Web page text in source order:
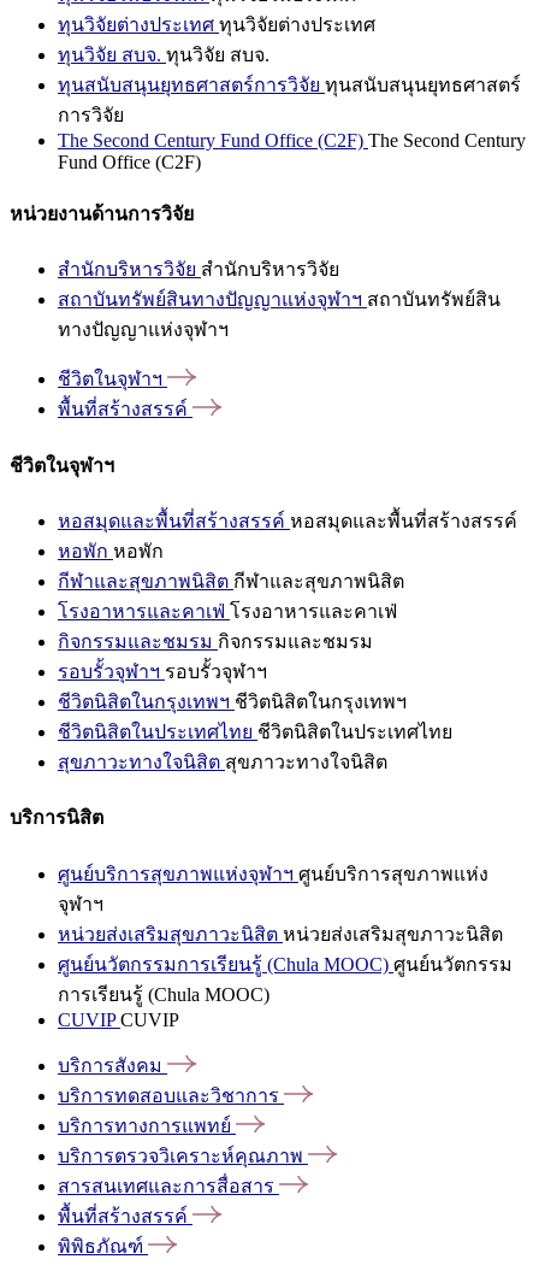
ทุนวิจัยต่างประเทศ ทุนวิจัยต่างประเทศ
ทุนวิจัย สบจ. ทุนวิจัย สบจ.
ทุนสนับสนุนยุทธศาสตร์การวิจัย ทุนสนับสนุนยุทธศาสตร์
การวิจัย
The Second Century Fund Office (C2F) The Second Century
Fund Office (C2F)
หน่วยงานด้านการวิจัย
สำนักบริหารวิจัย สำนักบริหารวิจัย
สถาบันทรัพย์สินทางปัญญาแห่งจุฬาฯ สถาบันทรัพย์สิน
ทางปัญญาแห่งจุฬาฯ
ชีวิตในจุฬาฯ
พื้นที่สร้างสรรค์
ชีวิตในจุฬาฯ
หอสมุดและพื้นที่สร้างสรรค์ หอสมุดและพื้นที่สร้างสรรค์
หอพัก หอพัก
กีฬาและสุขภาพนิสิต กีฬาและสุขภาพนิสิต
โรงอาหารและคาเฟ่ โรงอาหารและคาเฟ่
กิจกรรมและชมรม กิจกรรมและชมรม
รอบรั้วจุฬาฯ รอบรั้วจุฬาฯ
ชีวิตนิสิตในกรุงเทพฯ ชีวิตนิสิตในกรุงเทพฯ
ชีวิตนิสิตในประเทศไทย ชีวิตนิสิตในประเทศไทย
สุขภาวะทางใจนิสิต สุขภาวะทางใจนิสิต
บริการนิสิต
ศูนย์บริการสุขภาพแห่งจุฬาฯ ศูนย์บริการสุขภาพแห่ง
จุฬาฯ
หน่วยส่งเสริมสุขภาวะนิสิต หน่วยส่งเสริมสุขภาวะนิสิต
ศูนย์นวัตกรรมการเรียนรู้ (Chula MOOC) ศูนย์นวัตกรรม
การเรียนรู้ (Chula MOOC)
CUVIPCUVIP
บริการสังคม
บริการทดสอบและวิชาการ
บริการทางการแพทย์
บริการตรวจวิเคราะห์คุณภาพ
สารสนเทศและการสื่อสาร
พื้นที่สร้างสรรค์
พิพิธภัณฑ์